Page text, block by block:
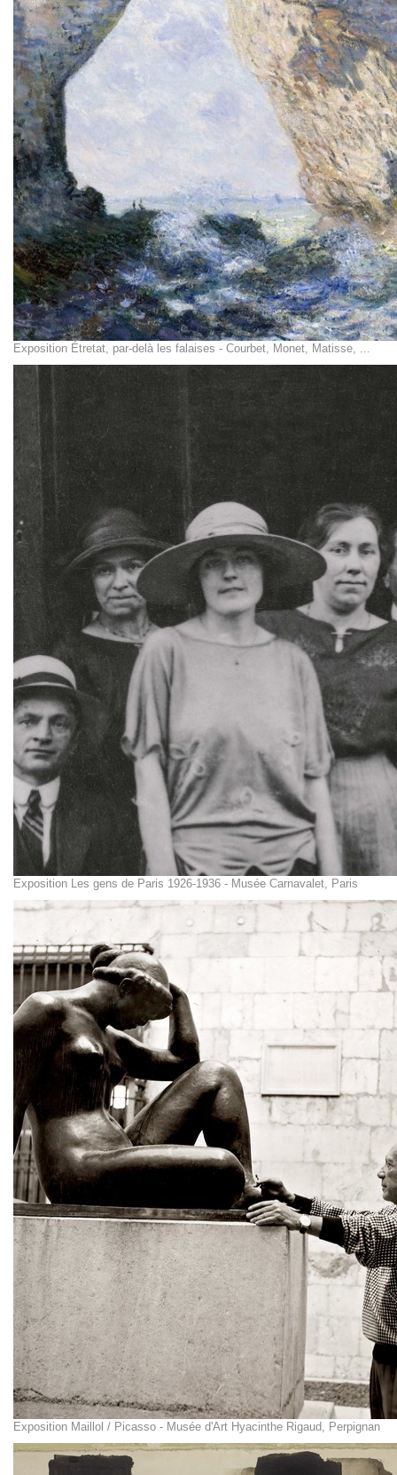
Exposition Étretat, par-delà les falaises - Courbet, Monet, Matisse, ...
Exposition Les gens de Paris 1926-1936 - Musée Carnavalet, Paris
Exposition Maillol / Picasso - Musée d'Art Hyacinthe Rigaud, Perpignan